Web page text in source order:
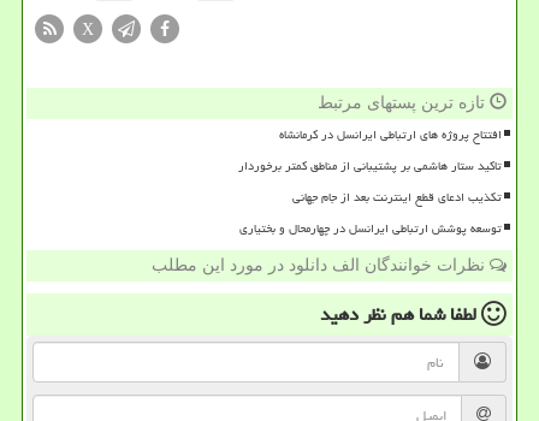
X
تازه ترین پستهای مرتبط
افتتاح پروژه های ارتباطی ایرانسل در کرمانشاه
تاکید ستار هاشمی بر پشتیبانی از مناطق کمتر برخوردار
تکذیب ادعای قطع اینترنت بعد از جام جهانی
توسعه پوشش ارتباطی ایرانسل در چهارمحال و بختیاری
نظرات خوانندگان الف دانلود در مورد این مطلب
لطفا شما همنظر دهید